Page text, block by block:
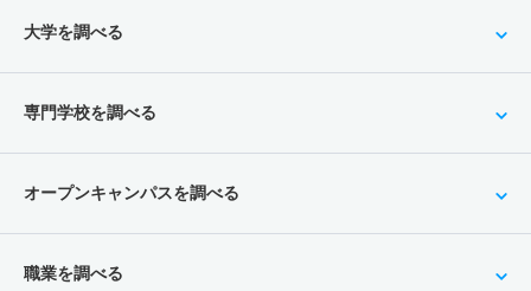
大学を調べる
専門学校を調べる
オープンキャンパスを調べる
職業を調べる